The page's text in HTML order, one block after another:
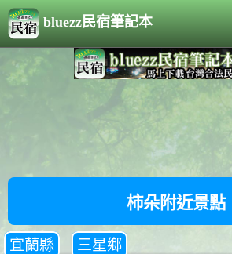
bluezz民宿筆記本
柿朵附近景點
宜蘭縣 三星鄉